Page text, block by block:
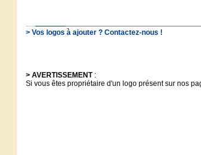
> Vos logos à ajouter ? Contactez-nous !
> AVERTISSEMENT:
Si vous êtes propriétaire d'un logo présent sur nos